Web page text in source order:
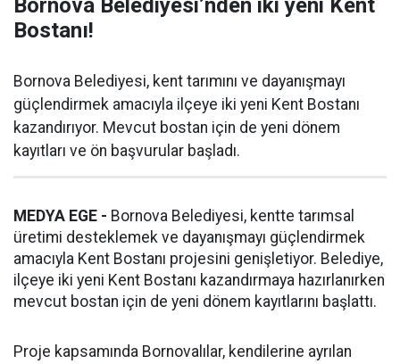
Bornova Belediyesi’nden iki yeni Kent
Bostanı!
Bornova Belediyesi, kent tarımını ve dayanışmayı
güçlendirmek amacıyla ilçeye iki yeni Kent Bostanı
kazandırıyor. Mevcut bostan için de yeni dönem
kayıtları ve ön başvurular başladı.
MEDYA EGE - Bornova Belediyesi, kentte tarımsal
üretimi desteklemek ve dayanışmayı güçlendirmek
amacıyla Kent Bostanı projesini genişletiyor. Belediye,
ilçeye iki yeni Kent Bostanı kazandırmaya hazırlanırken
mevcut bostan için de yeni dönem kayıtlarını başlattı.
Proje kapsamında Bornovalılar, kendilerine ayrılan